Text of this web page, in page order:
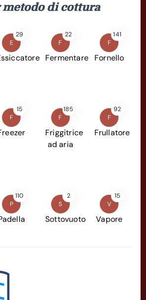
metodo di cottura
E
29
F
22
Fermentare
F
141
Fornello
F
15
F
185
Friggitrice
ad aria
F
92
Frullatore
P
110
S
2
Sottovuoto
V
15
Vapore